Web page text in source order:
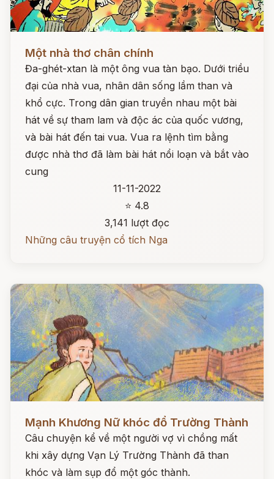
Một nhà thơ chân chính
Đa-ghét-xtan là một ông vua tàn bạo. Dưới triều
đại của nhà vua, nhân dân sống lầm than và
khổ cực. Trong dân gian truyền nhau một bài
hát về sự tham lam và độc ác của quốc vương,
và bài hát đến tai vua. Vua ra lệnh tìm bằng
được nhà thơ đã làm bài hát nổi loạn và bắt vào
cung
11-11-2022
⭐ 4.8
3,141 lượt đọc
Những câu truyện cổ tích Nga
Mạnh Khương Nữ khóc đổ Trường Thành
Câu chuyện kể về một người vợ vì chồng mất
khi xây dựng Vạn Lý Trường Thành đã than
khóc và làm sụp đổ một góc thành.